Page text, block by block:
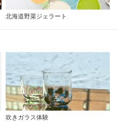
北海道野菜ジェラート
吹きガラス体験